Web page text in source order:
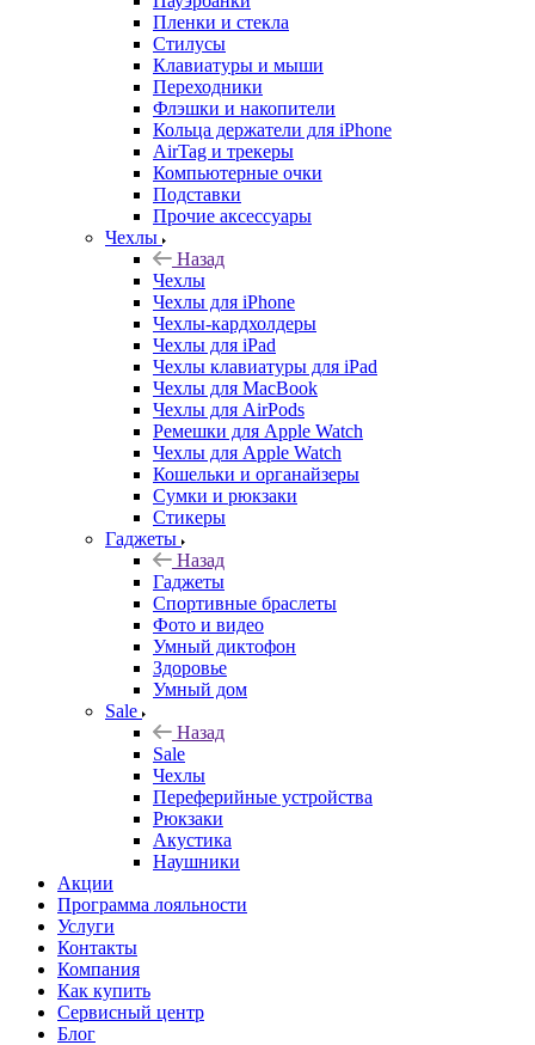
Пленки и стекла
Стилусы
Клавиатуры и мыши
Переходники
Флэшки и накопители
Кольца держатели для iPhone
AirTag и трекеры
Компьютерные очки
Подставки
Прочие аксессуары
Чехлы
Назад
Чехлы
Чехлы для iPhone
Чехлы-кардхолдеры
Чехлы для iPad
Чехлы клавиатуры для iPad
Чехлы для MacBook
Чехлы для AirPods
Ремешки для Apple Watch
Чехлы для Apple Watch
Кошельки и органайзеры
Сумки и рюкзаки
Стикеры
Гаджеты
Назад
Гаджеты
Спортивные браслеты
Фото и видео
Умный диктофон
Здоровье
Умный дом
Sale
Назад
Sale
Чехлы
Переферийные устройства
Рюкзаки
Акустика
Наушники
Акции
Программа лояльности
Услуги
Контакты
Компания
Как купить
Сервисный центр
Блог